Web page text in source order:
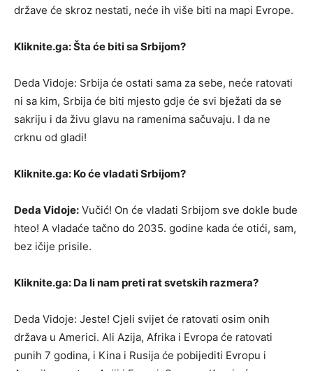
države će skroz nestati, neće ih više biti na mapi Evrope.
Kliknite.ga: Šta će biti sa Srbijom?
Deda Vidoje: Srbija će ostati sama za sebe, neće ratovati
ni sa kim, Srbija će biti mjesto gdje će svi bježati da se
sakriju i da živu glavu na ramenima sačuvaju. I da ne
crknu od gladi!
Kliknite.ga: Ko će vladati Srbijom?
Deda Vidoje: Vučić! On će vladati Srbijom sve dokle bude
hteo! A vladaće tačno do 2035. godine kada će otići, sam,
bez ičije prisile.
Kliknite.ga: Da li nam preti rat svetskih razmera?
Deda Vidoje: Jeste! Cjeli svijet će ratovati osim onih
država u Americi. Ali Azija, Afrika i Evropa će ratovati
punih 7 godina, i Kina i Rusija će pobijediti Evropu i